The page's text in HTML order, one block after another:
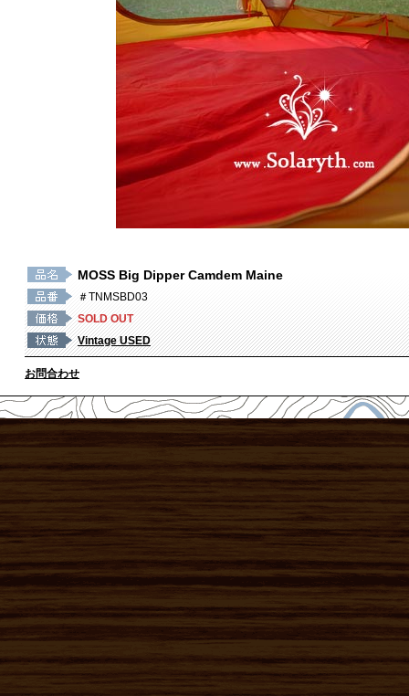
MOSS Big Dipper Camdem Maine
＃TNMSBD03
SOLD OUT
Vintage USED
お問合わせ